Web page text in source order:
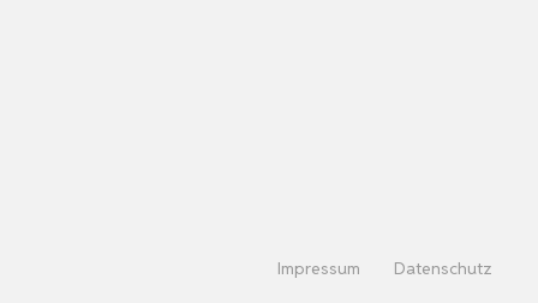
Impressum Datenschutz